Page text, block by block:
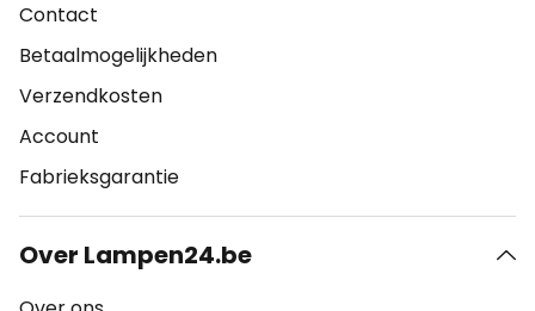
Contact
Betaalmogelijkheden
Verzendkosten
Account
Fabrieksgarantie
Over Lampen24.be